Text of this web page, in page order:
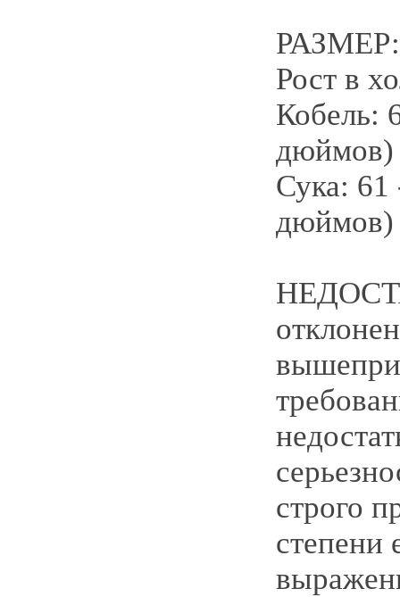
РАЗМЕР:
Рост в
Кобель:
дюймов)
Сука:
дюймов)
строго
степени